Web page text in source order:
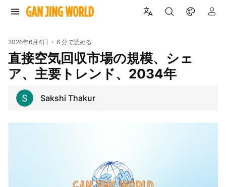
2026年6月4日 6 分で読める
直接空気回収市場の規模、シェ
ア、主要トレンド、2034年
Sakshi Thakur